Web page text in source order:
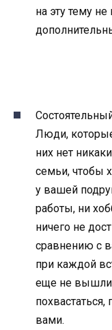
на эту тему
Люди,
них нет
семьи, чтобы
у вашей
работы, ни
ничего не
сравнению с
при каждой
еще не вышли
вами.